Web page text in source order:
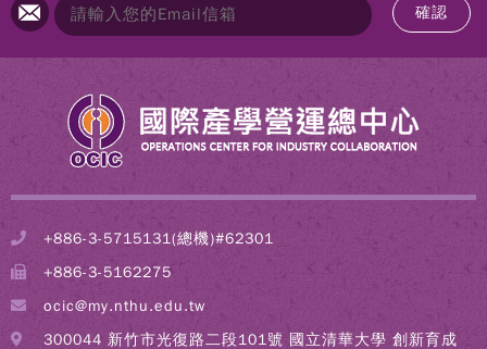
確認
+886-3-5715131(總機)#62301
+886-3-5162275
ocic@my.nthu.edu.tw
300044 新竹市光復路二段101號 國立清華大學 創新育成